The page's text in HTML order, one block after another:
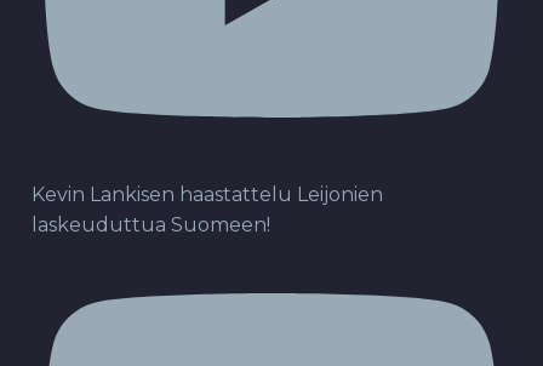
Kevin Lankisen haastattelu Leijonien
laskeuduttua Suomeen!